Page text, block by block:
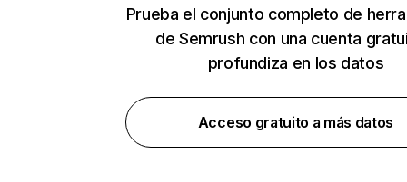
Prueba el conjunto completo de
de Semrush con una cuenta
profundiza en los datos
Acceso gratuito a más datos